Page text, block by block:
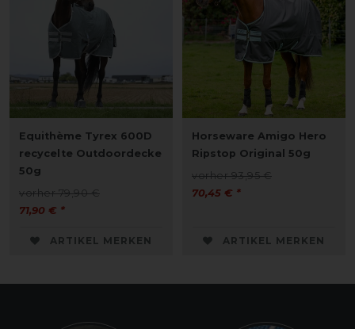
Equithème Tyrex 600D
recycelte Outdoordecke
50g
vorher 79,90 €
71,90 € *
ARTIKEL MERKEN
Horseware Amigo Hero
Ripstop Original 50g
vorher 93,95 €
70,45 € *
ARTIKEL MERKEN